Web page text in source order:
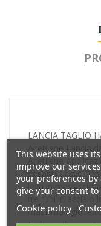
LANCIA TAGLIO
Acetilene Lancia
Acetilene
pesanti Taglio
leva in massiccio
tre tubi in acciaio
massima rigidite
This website uses
improve our
your preferences
give your consent
Cookie policy